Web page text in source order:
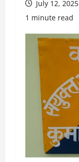
July 12, 2025
1 minute read